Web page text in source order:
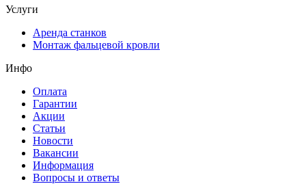
Услуги
Аренда станков
Монтаж фальцевой кровли
Инфо
Оплата
Гарантии
Акции
Статьи
Новости
Вакансии
Информация
Вопросы и ответы